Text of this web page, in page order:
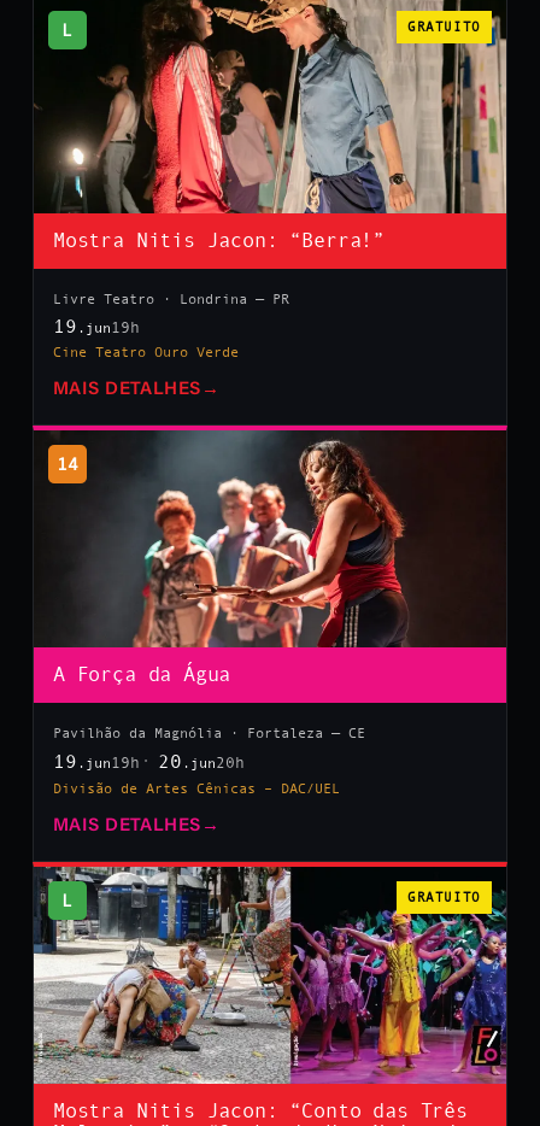
L GRATUITO
Mostra Nitis Jacon: “Berra!”
Livre Teatro · Londrina — PR
19 .jun 19h
Cine Teatro Ouro Verde
MAIS DETALHES →
14
A Força da Água
Pavilhão da Magnólia · Fortaleza — CE
19 .jun 19h 20 .jun20h
Divisão de Artes Cênicas – DAC/UEL
MAIS DETALHES →
L GRATUITO
Mostra Nitis Jacon: “Conto das Três